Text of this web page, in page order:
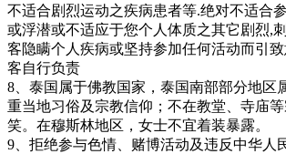
不适合剧烈运动之疾病患者等.绝对不适合
或浮潜或不适应于您个人体质之其它剧烈,
客隐瞒个人疾病或坚持参加任何活动而引
客自行负责
8、泰国属于佛教国家，泰国南部部分地区
重当地习俗及宗教信仰；不在教堂、寺庙
笑。在穆斯林地区，女士不宜着装暴露。
9、拒绝参与色情、赌博活动及违反中华人